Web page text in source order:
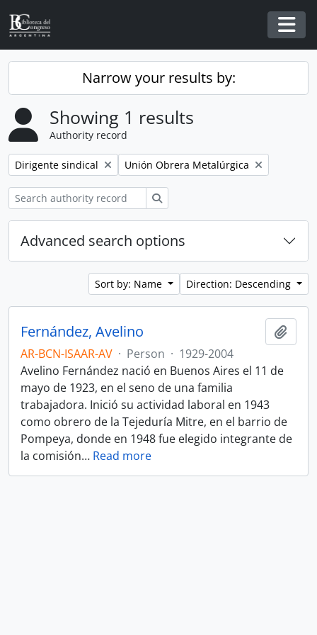
Skip to main content
Narrow your results by:
Showing 1 results
Authority record
Remove filter:
Dirigente sindical Remove filter:
Unión Obrera Metalúrgica
Advanced search options
Sort by: Name Direction: Descending
Fernández, Avelino
AR-BCN-ISAAR-AV · Person · 1929-2004
Avelino Fernández nació en Buenos Aires el 11 de
mayo de 1923, en el seno de una familia
trabajadora. Inició su actividad laboral en 1943
como obrero de la Tejeduría Mitre, en el barrio de
Pompeya, donde en 1948 fue elegido integrante de
la comisión… Read more